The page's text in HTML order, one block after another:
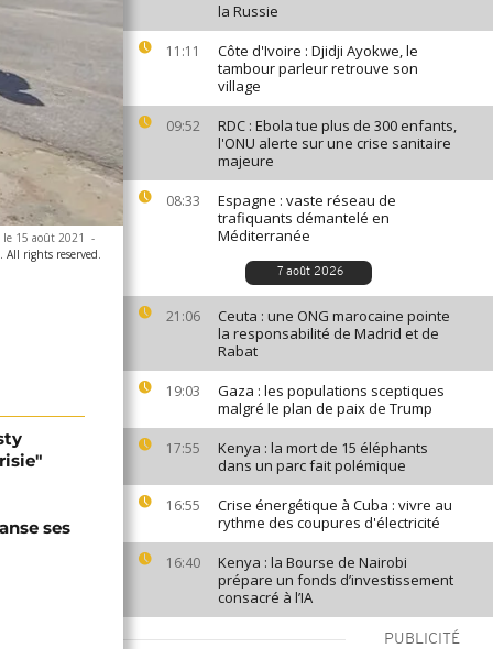
la Russie
11:11
Côte d'Ivoire : Djidji Ayokwe, le
tambour parleur retrouve son
village
09:52
RDC : Ebola tue plus de 300 enfants,
l'ONU alerte sur une crise sanitaire
majeure
08:33
Espagne : vaste réseau de
trafiquants démantelé en
Méditerranée
7 août 2026
21:06
Ceuta : une ONG marocaine pointe
la responsabilité de Madrid et de
Rabat
19:03
Gaza : les populations sceptiques
malgré le plan de paix de Trump
17:55
Kenya : la mort de 15 éléphants
dans un parc fait polémique
16:55
Crise énergétique à Cuba : vivre au
rythme des coupures d'électricité
16:40
Kenya : la Bourse de Nairobi
prépare un fonds d’investissement
consacré à l’IA
PUBLICITÉ
15 août 2021 -
All rights reserved.
ses